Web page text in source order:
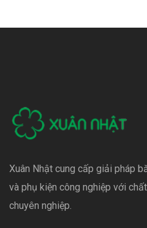
Xuân Nhật cung cấp giải pháp
và phụ kiện công nghiệp với
chuyên nghiệp.